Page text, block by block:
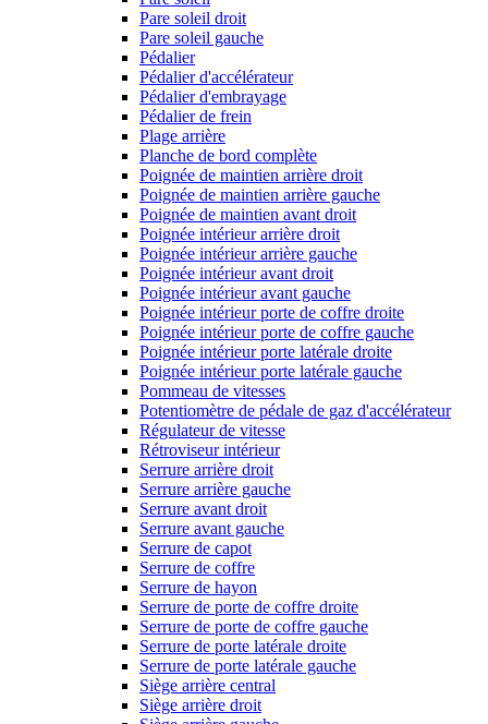
Pare soleil droit
Pare soleil gauche
Pédalier
Pédalier d'accélérateur
Pédalier d'embrayage
Pédalier de frein
Plage arrière
Planche de bord complète
Poignée de maintien arrière droit
Poignée de maintien arrière gauche
Poignée de maintien avant droit
Poignée intérieur arrière droit
Poignée intérieur arrière gauche
Poignée intérieur avant droit
Poignée intérieur avant gauche
Poignée intérieur porte de coffre droite
Poignée intérieur porte de coffre gauche
Poignée intérieur porte latérale droite
Poignée intérieur porte latérale gauche
Pommeau de vitesses
Potentiomètre de pédale de gaz d'accélérateur
Régulateur de vitesse
Rétroviseur intérieur
Serrure arrière droit
Serrure arrière gauche
Serrure avant droit
Serrure avant gauche
Serrure de capot
Serrure de coffre
Serrure de hayon
Serrure de porte de coffre droite
Serrure de porte de coffre gauche
Serrure de porte latérale droite
Serrure de porte latérale gauche
Siège arrière central
Siège arrière droit